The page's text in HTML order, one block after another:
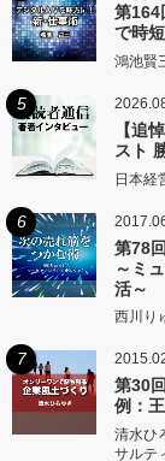
第164
で時短
鴻池賢
5
【追
スト
日本経
6
第78
～ミ
活～
西川り
7
第30
例：
清水ひ
サルテ